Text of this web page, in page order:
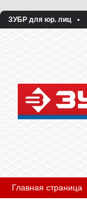
ЗУБР для юр. лиц
Главная страница